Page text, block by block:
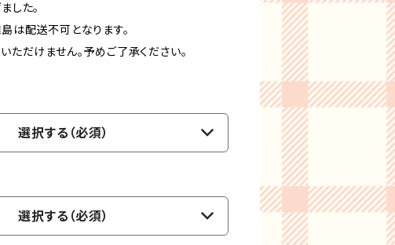
した。
は配送不可となります。
ただけません。予めご了承ください。
選択する（必須）
選択する（必須）